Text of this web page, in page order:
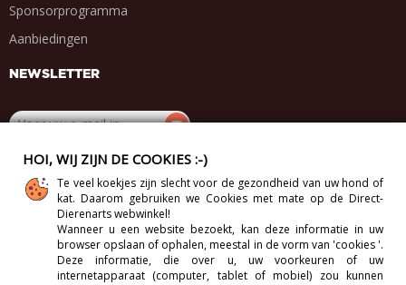
Sponsorprogramma
Aanbiedingen
NEWSLETTER
DEEL MET VRIENDEN
. . . .
HOI, WIJ ZIJN DE COOKIES :-)
Te veel koekjes zijn slecht voor de gezondheid van uw hond of
kat. Daarom gebruiken we Cookies met mate op de Direct-
Dierenarts webwinkel!
Wanneer u een website bezoekt, kan deze informatie in uw
browser opslaan of ophalen, meestal in de vorm van 'cookies '.
Deze informatie, die over u, uw voorkeuren of uw
internetapparaat (computer, tablet of mobiel) zou kunnen